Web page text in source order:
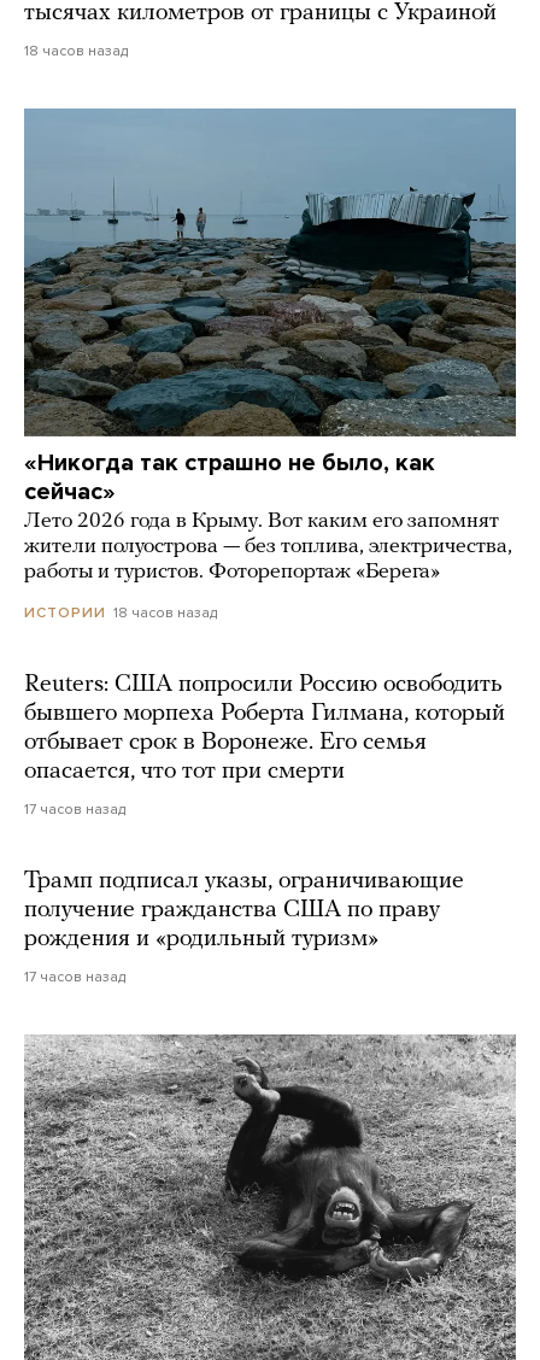
тысячах километров от границы с Украиной
18 часов назад
«Никогда так страшно не было, как
сейчас»
Лето 2026 года в Крыму. Вот каким его запомнят
жители полуострова — без топлива, электричества,
работы и туристов. Фоторепортаж «Берега»
ИСТОРИИ 18 часов назад
Reuters: США попросили Россию освободить
бывшего морпеха Роберта Гилмана, который
отбывает срок в Воронеже. Его семья
опасается, что тот при смерти
17 часов назад
Трамп подписал указы, ограничивающие
получение гражданства США по праву
рождения и «родильный туризм»
17 часов назад